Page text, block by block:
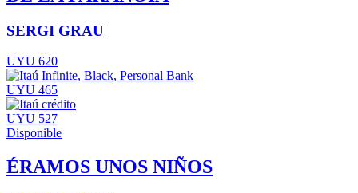
SERGI GRAU
UYU 620
UYU 465
UYU 527
Disponible
ÉRAMOS UNOS NIÑOS